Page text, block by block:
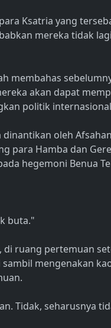
Ksatria yang
mereka tidak
membahas
akan dapat
politik
oleh
para Hamba dan
hegemoni Benua
buta."
ruang pertemuan
mengenakan
Tidak, seharusnya